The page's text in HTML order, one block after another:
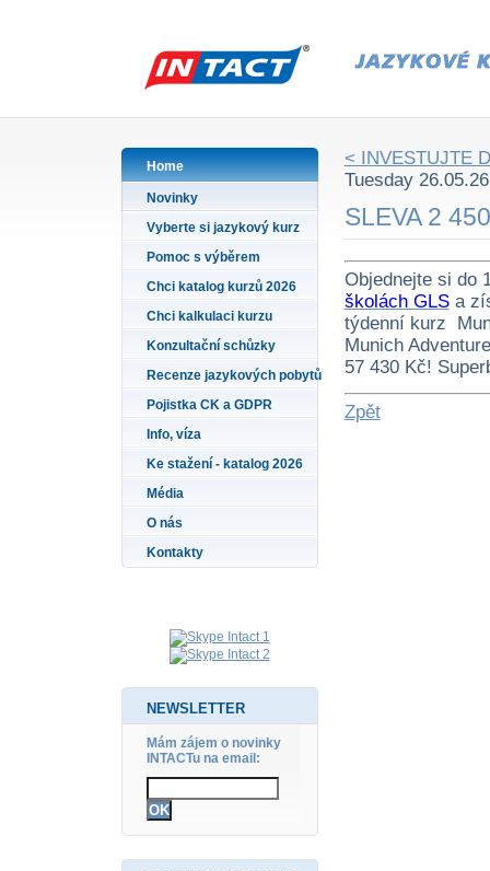
Home
Novinky
Vyberte si jazykový kurz
Pomoc s výběrem
Chci katalog kurzů 2026
Chci kalkulaci kurzu
Konzultační schůzky
Recenze jazykových pobytů
Pojistka CK a GDPR
Info, víza
Ke stažení - katalog 2026
Média
O nás
Kontakty
NEWSLETTER
Mám zájem o novinky
INTACTu na email:
< INVESTUJTE
Tuesday
SLEVA 2
Objednejte si do
školách GLSa
týdenní kurz
Munich
57 430 Kč!
Zpět